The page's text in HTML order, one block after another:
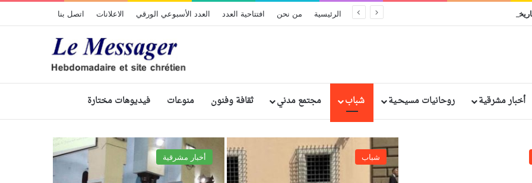
في إثيوبيا: مقتل وإصابة رهبان وراهبات الرئيسية من نحن افتتاحية العدد العدد الأسبوعي الورقي الاعلانات اتصل بنا
أخبار مشرقية روحانيات مسيحـية شباب مجتمع مدني ثقافة وفنون منوعات فيديوهات مختارة
شباب أخبار مشرقية